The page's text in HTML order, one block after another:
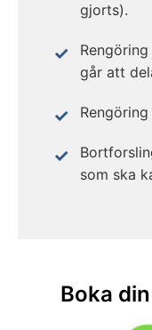
gjorts).
går att
som ska
Boka